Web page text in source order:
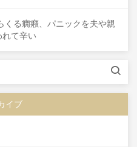
くる癇癪、パニックを夫や親
て辛い
イブ